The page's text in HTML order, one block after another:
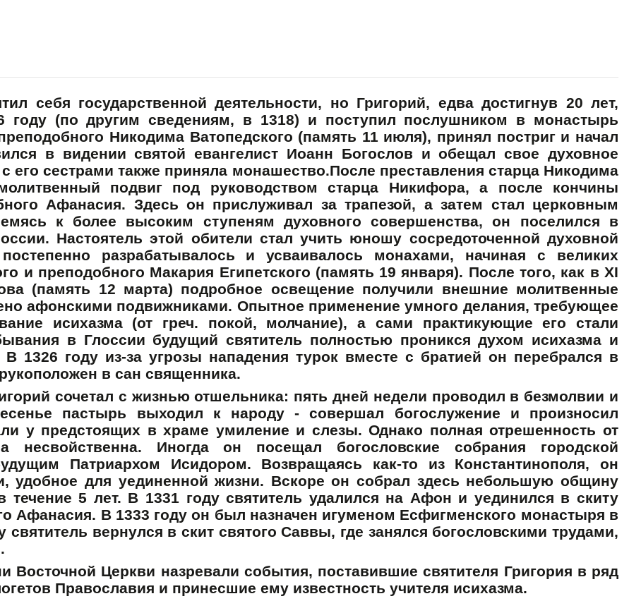
себя государственной деятельности, но Григорий, едва достигнув 20 лет,
(по другим сведениям, в 1318) и поступил послушником в монастырь
Никодима Ватопедского (память 11 июля), принял постриг и начал
в видении святой евангелист Иоанн Богослов и обещал свое духовное
его сестрами также приняла монашество.После преставления старца Никодима
подвиг под руководством старца Никифора, а после кончины
Афанасия. Здесь он прислуживал за трапезой, а затем стал церковным
к более высоким ступеням духовного совершенства, он поселился в
Настоятель этой обители стал учить юношу сосредоточенной духовной
разрабатывалось и усваивалось монахами, начиная с великих
и преподобного Макария Египетского (память 19 января). После того, как в XI
(память 12 марта) подробное освещение получили внешние молитвенные
афонскими подвижниками. Опытное применение умного делания, требующее
исихазма (от греч. покой, молчание), а сами практикующие его стали
в Глоссии будущий святитель полностью проникся духом исихазма и
1326 году из-за угрозы нападения турок вместе с братией он перебрался в
в сан священника.
сочетал с жизнью отшельника: пять дней недели проводил в безмолвии и
пастырь выходил к народу - совершал богослужение и произносил
у предстоящих в храме умиление и слезы. Однако полная отрешенность от
несвойственна. Иногда он посещал богословские собрания городской
Патриархом Исидором. Возвращаясь как-то из Константинополя, он
удобное для уединенной жизни. Вскоре он собрал здесь небольшую общину
5 лет. В 1331 году святитель удалился на Афон и уединился в скиту
Афанасия. В 1333 году он был назначен игуменом Есфигменского монастыря в
вернулся в скит святого Саввы, где занялся богословскими трудами,
Восточной Церкви назревали события, поставившие святителя Григория в ряд
Православия и принесшие ему известность учителя исихазма.